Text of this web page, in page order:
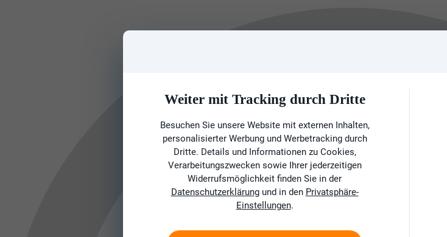
Weiter mit Tracking durch Dritte
Besuchen Sie unsere Website mit externen Inhalten,
personalisierter Werbung und Werbetracking durch
Dritte. Details und Informationen zu Cookies,
Verarbeitungszwecken sowie Ihrer jederzeitigen
Widerrufsmöglichkeit finden Sie in der
Datenschutzerklärungund in den Privatsphäre-
Einstellungen.